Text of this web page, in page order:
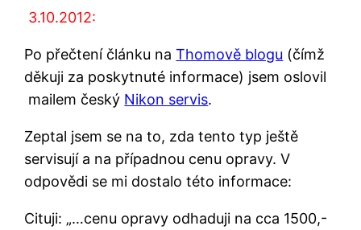
3.10.2012:
Po přečtení článku naThomově blogu (čímž
děkuji za poskytnuté informace) jsem oslovil
mailem český Nikon servis.
Zeptal jsem se na to, zda tento typ ještě
servisují a na případnou cenu opravy. V
odpovědi se mi dostalo této informace:
Cituji: „…cenu opravy odhaduji na cca 1500,-